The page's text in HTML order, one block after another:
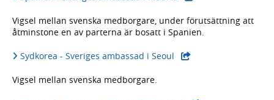
Vigsel mellan svenska medborgare, under förutsättning att
åtminstone en av parterna är bosatt i Spanien.
Sydkorea - Sveriges ambassad i Seoul
Vigsel mellan svenska medborgare.